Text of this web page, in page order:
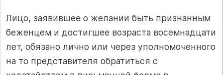
Лицо, заявившее о желании быть признанным
беженцем и достигшее возраста восемнадцати
лет, обязано лично или через уполномоченного
на то представителя обратиться с